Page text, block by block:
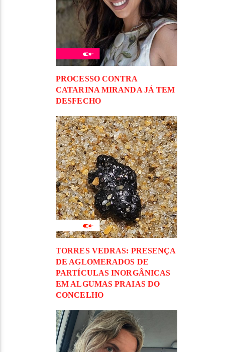
PROCESSO CONTRA
CATARINA MIRANDA JÁ TEM
DESFECHO
TORRES VEDRAS: PRESENÇA
DE AGLOMERADOS DE
PARTÍCULAS INORGÂNICAS
EM ALGUMAS PRAIAS DO
CONCELHO